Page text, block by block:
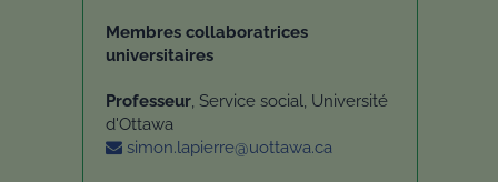
Membres collaboratrices
universitaires
Professeur, Service social, Université
d'Ottawa
simon.lapierre@uottawa.ca